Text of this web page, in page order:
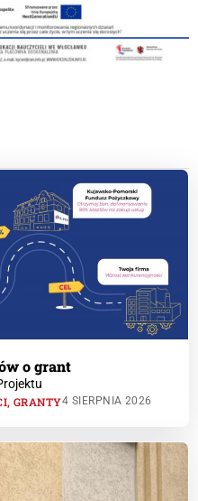
o grant
, GRANTY4 SIERPNIA 2026